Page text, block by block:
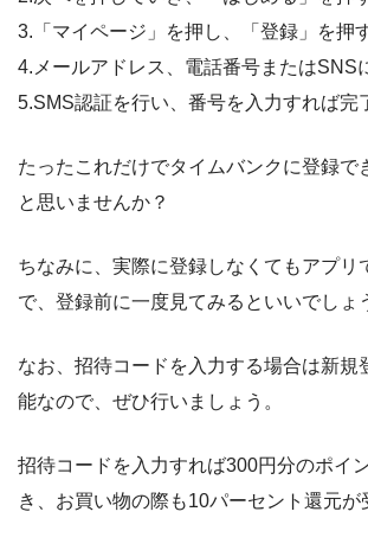
3.「マイページ」を押し、「登録」を押す
4.メールアドレス、電話番号またはSNS
5.SMS認証を行い、番号を入力すれば完
たったこれだけでタイムバンクに登録で
と思いませんか？
ちなみに、実際に登録しなくてもアプリ
で、登録前に一度見てみるといいでしょ
なお、招待コードを入力する場合は新規
能なので、ぜひ行いましょう。
招待コードを入力すれば300円分のポイ
き、お買い物の際も10パーセント還元が